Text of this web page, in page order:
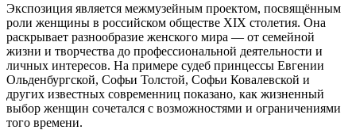
Экспозиция является межмузейным проектом, посвящённым
роли женщины в российском обществе XIX столетия. Она
раскрывает разнообразие женского мира — от семейной
жизни и творчества до профессиональной деятельности и
личных интересов. На примере судеб принцессы Евгении
Ольденбургской, Софьи Толстой, Софьи Ковалевской и
других известных современниц показано, как жизненный
выбор женщин сочетался с возможностями и ограничениями
того времени.